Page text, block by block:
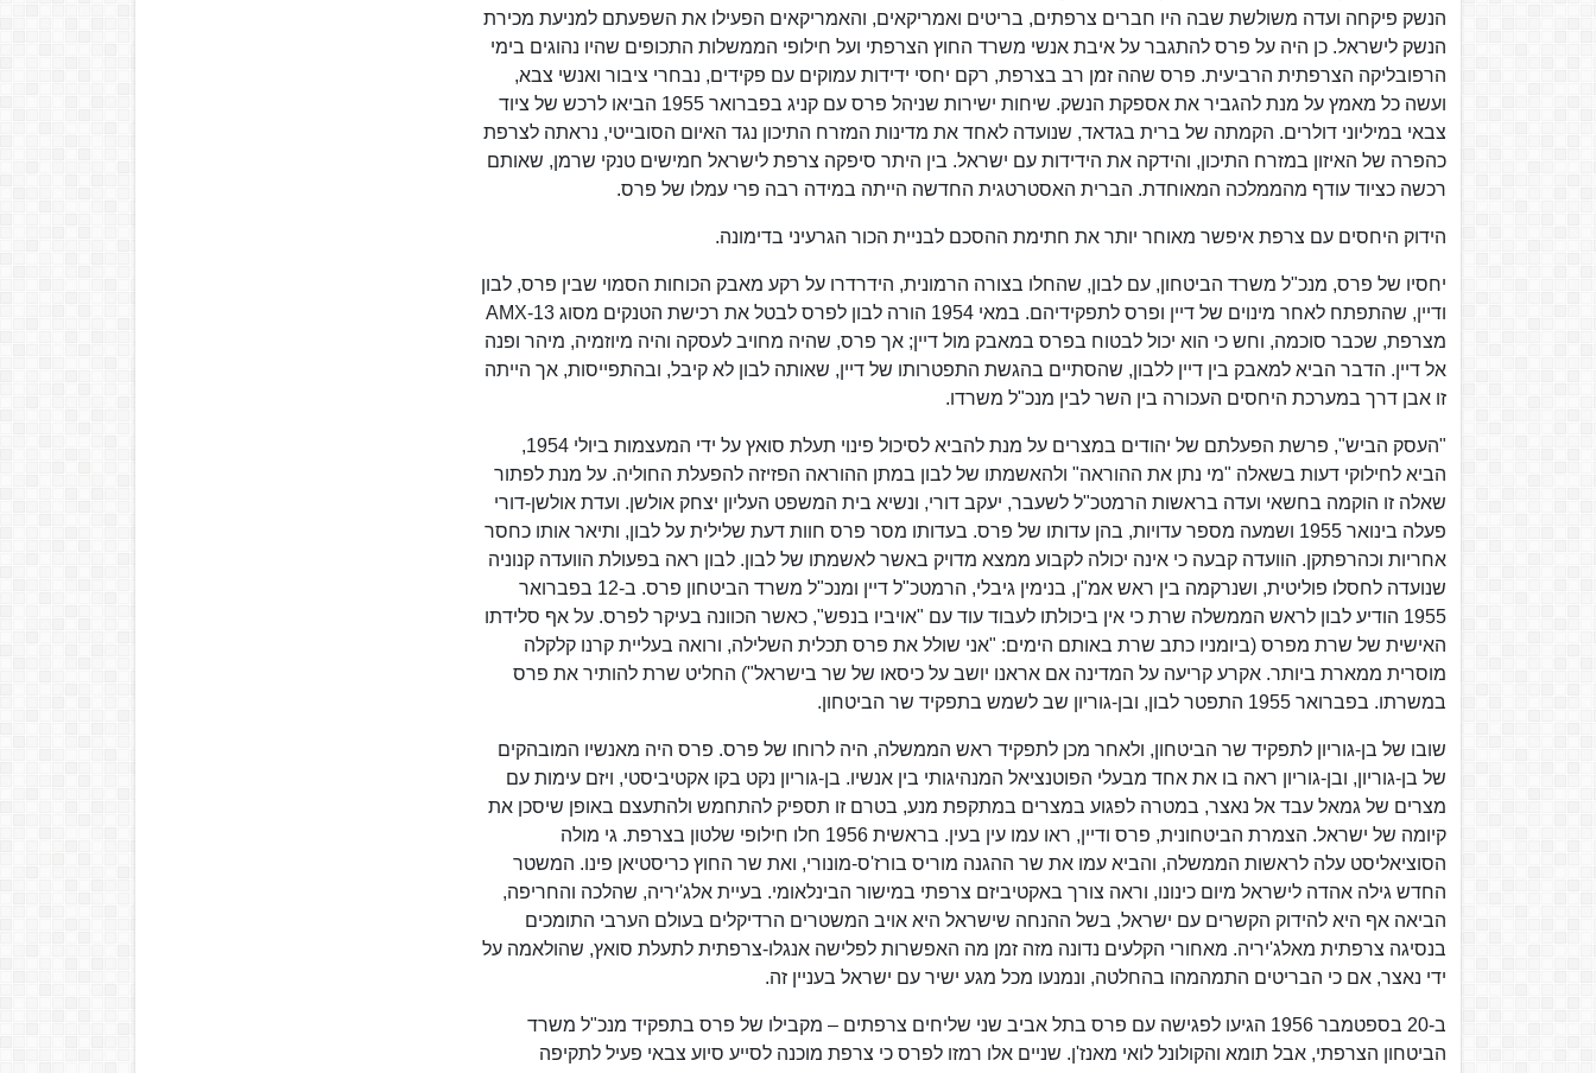
הנשק פיקחה ועדה משולשת שבה היו חברים צרפתים, בריטים ואמריקאים, והאמריקאים הפעילו את השפעתם למניעת מכירת
הנשק לישראל. כן היה על פרס להתגבר על איבת אנשי משרד החוץ הצרפתי ועל חילופי הממשלות התכופים שהיו נהוגים בימי
הרפובליקה הצרפתית הרביעית. פרס שהה זמן רב בצרפת, רקם יחסי ידידות עמוקים עם פקידים, נבחרי ציבור ואנשי צבא,
ועשה כל מאמץ על מנת להגביר את אספקת הנשק. שיחות ישירות שניהל פרס עם קניג בפברואר 1955 הביאו לרכש של ציוד
צבאי במיליוני דולרים. הקמתה של ברית בגדאד, שנועדה לאחד את מדינות המזרח התיכון נגד האיום הסובייטי, נראתה לצרפת
כהפרה של האיזון במזרח התיכון, והידקה את הידידות עם ישראל. בין היתר סיפקה צרפת לישראל חמישים טנקי שרמן, שאותם
רכשה כציוד עודף מהממלכה המאוחדת. הברית האסטרטגית החדשה הייתה במידה רבה פרי עמלו של פרס.
הידוק היחסים עם צרפת איפשר מאוחר יותר את חתימת ההסכם לבניית הכור הגרעיני בדימונה.
יחסיו של פרס, מנכ"ל משרד הביטחון, עם לבון, שהחלו בצורה הרמונית, הידרדרו על רקע מאבק הכוחות הסמוי שבין פרס, לבון
ודיין, שהתפתח לאחר מינוים של דיין ופרס לתפקידיהם. במאי 1954 הורה לבון לפרס לבטל את רכישת הטנקים מסוג AMX-13
מצרפת, שכבר סוכמה, וחש כי הוא יכול לבטוח בפרס במאבק מול דיין; אך פרס, שהיה מחויב לעסקה והיה מיוזמיה, מיהר ופנה
אל דיין. הדבר הביא למאבק בין דיין ללבון, שהסתיים בהגשת התפטרותו של דיין, שאותה לבון לא קיבל, ובהתפייסות, אך הייתה
זו אבן דרך במערכת היחסים העכורה בין השר לבין מנכ"ל משרדו.
"העסק הביש", פרשת הפעלתם של יהודים במצרים על מנת להביא לסיכול פינוי תעלת סואץ על ידי המעצמות ביולי 1954,
הביא לחילוקי דעות בשאלה "מי נתן את ההוראה" ולהאשמתו של לבון במתן ההוראה הפזיזה להפעלת החוליה. על מנת לפתור
שאלה זו הוקמה בחשאי ועדה בראשות הרמטכ"ל לשעבר, יעקב דורי, ונשיא בית המשפט העליון יצחק אולשן. ועדת אולשן-דורי
פעלה בינואר 1955 ושמעה מספר עדויות, בהן עדותו של פרס. בעדותו מסר פרס חוות דעת שלילית על לבון, ותיאר אותו כחסר
אחריות וכהרפתקן. הוועדה קבעה כי אינה יכולה לקבוע ממצא מדויק באשר לאשמתו של לבון. לבון ראה בפעולת הוועדה קנוניה
שנועדה לחסלו פוליטית, ושנרקמה בין ראש אמ"ן, בנימין גיבלי, הרמטכ"ל דיין ומנכ"ל משרד הביטחון פרס. ב-12 בפברואר
1955 הודיע לבון לראש הממשלה שרת כי אין ביכולתו לעבוד עוד עם "אויביו בנפש", כאשר הכוונה בעיקר לפרס. על אף סלידתו
האישית של שרת מפרס (ביומניו כתב שרת באותם הימים: "אני שולל את פרס תכלית השלילה, ורואה בעליית קרנו קלקלה
מוסרית ממארת ביותר. אקרע קריעה על המדינה אם אראנו יושב על כיסאו של שר בישראל") החליט שרת להותיר את פרס
במשרתו. בפברואר 1955 התפטר לבון, ובן-גוריון שב לשמש בתפקיד שר הביטחון.
שובו של בן-גוריון לתפקיד שר הביטחון, ולאחר מכן לתפקיד ראש הממשלה, היה לרוחו של פרס. פרס היה מאנשיו המובהקים
של בן-גוריון, ובן-גוריון ראה בו את אחד מבעלי הפוטנציאל המנהיגותי בין אנשיו. בן-גוריון נקט בקו אקטיביסטי, ויזם עימות עם
מצרים של גמאל עבד אל נאצר, במטרה לפגוע במצרים במתקפת מנע, בטרם זו תספיק להתחמש ולהתעצם באופן שיסכן את
קיומה של ישראל. הצמרת הביטחונית, פרס ודיין, ראו עמו עין בעין. בראשית 1956 חלו חילופי שלטון בצרפת. גי מולה
הסוציאליסט עלה לראשות הממשלה, והביא עמו את שר ההגנה מוריס בורז'ס-מונורי, ואת שר החוץ כריסטיאן פינו. המשטר
החדש גילה אהדה לישראל מיום כינונו, וראה צורך באקטיביזם צרפתי במישור הבינלאומי. בעיית אלג'יריה, שהלכה והחריפה,
הביאה אף היא להידוק הקשרים עם ישראל, בשל ההנחה שישראל היא אויב המשטרים הרדיקלים בעולם הערבי התומכים
בנסיגה צרפתית מאלג'יריה. מאחורי הקלעים נדונה מזה זמן מה האפשרות לפלישה אנגלו-צרפתית לתעלת סואץ, שהולאמה על
ידי נאצר, אם כי הבריטים התמהמהו בהחלטה, ונמנעו מכל מגע ישיר עם ישראל בעניין זה.
ב-20 בספטמבר 1956 הגיעו לפגישה עם פרס בתל אביב שני שליחים צרפתים – מקבילו של פרס בתפקיד מנכ"ל משרד
הביטחון הצרפתי, אבל תומא והקולונל לואי מאנז'ן. שניים אלו רמזו לפרס כי צרפת מוכנה לסייע סיוע צבאי פעיל לתקיפה